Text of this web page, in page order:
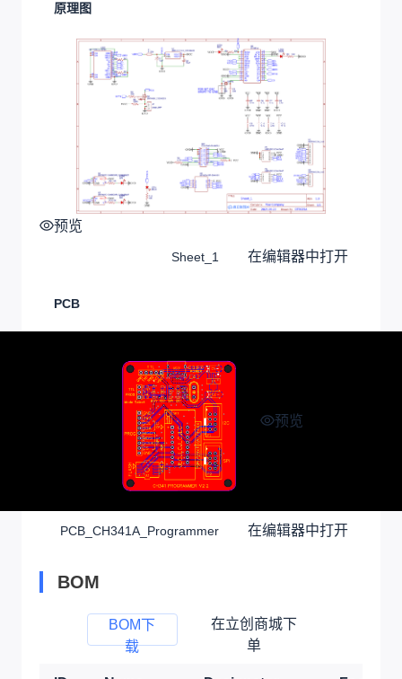
原理图
预览
Sheet_1 在编辑器中打开
PCB
预览
PCB_CH341A_Programmer 在编辑器中打开
BOM
BOM下
载
在立创商城下
单